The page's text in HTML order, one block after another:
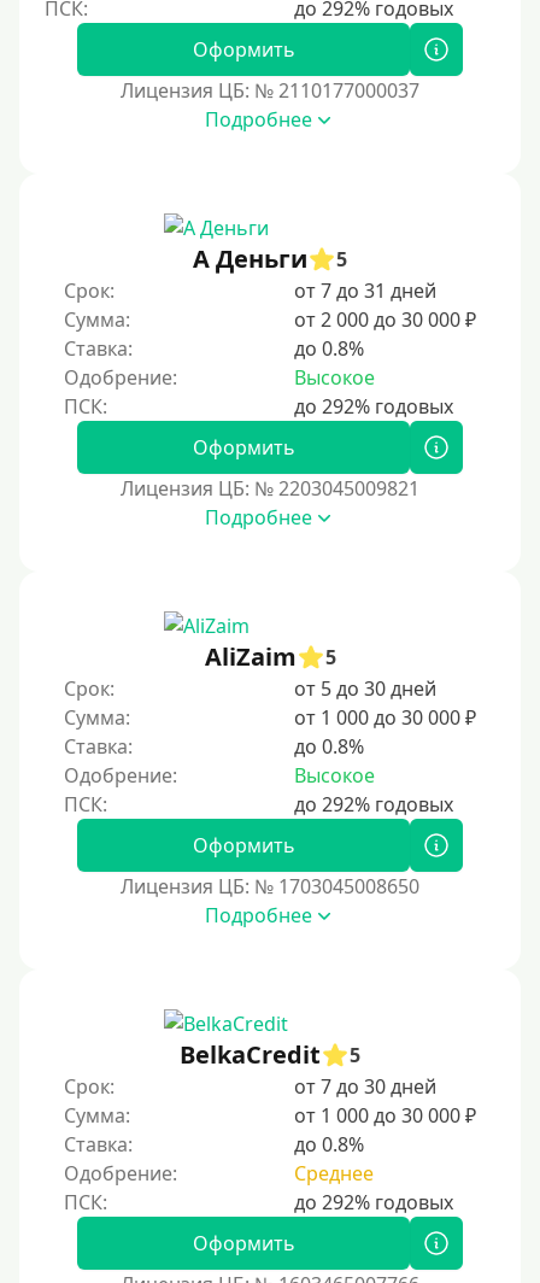
2 недели
15 дней
30 дней без процентов
60 дней
3 месяца
90 дней
100 дней
5 месяцев
365 дней
2 года
3 года
4 года
Краткосрочные
За 3 минуты
За 5 минут
За 10 минут
За 15 минут
За час
Оформить
Лицензия ЦБ: № 2110177000037
Подробнее
А Деньги
5
Срок:
от 7 до 31 дней
Сумма:
от 2 000 до 30 000 ₽
Ставка:
до 0.8%
Одобрение:
Высокое
Оформить
Лицензия ЦБ: № 2203045009821
Подробнее
AliZaim
5
Срок:
от 5 до 30 дней
Сумма:
от 1 000 до 30 000 ₽
Ставка:
до 0.8%
Одобрение:
Высокое
Оформить
Лицензия ЦБ: № 1703045008650
Подробнее
BelkaCredit
5
Срок:
от 7 до 30 дней
Сумма:
от 1 000 до 30 000 ₽
Ставка:
до 0.8%
Одобрение:
Среднее
Оформить